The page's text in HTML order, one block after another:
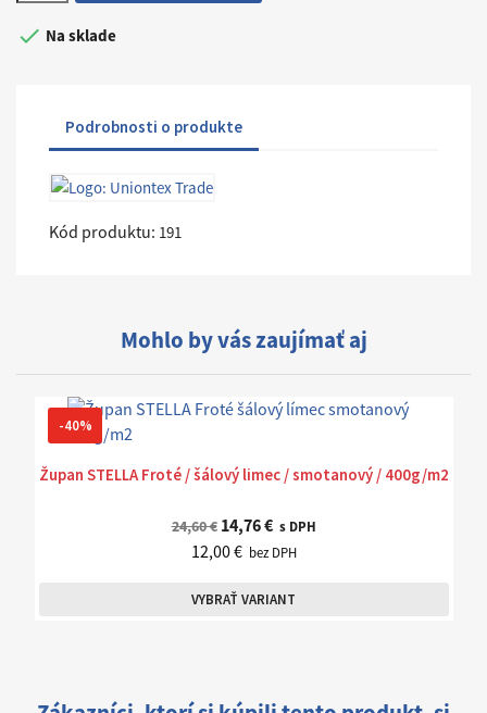
 Na sklade
Podrobnosti o produkte
Kód produktu: 191
Mohlo by vás zaujímať aj
Župan STELLA Froté / šálový limec / smotanový / 400g/m2
24,60 € 14,76 € s DPH
12,00 € bez DPH
VYBRAŤ VARIANT
-40%